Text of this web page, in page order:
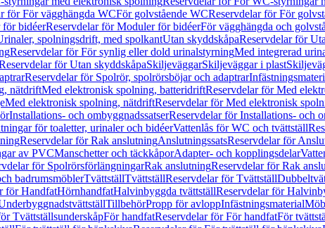
för För vägghängda WCFör golvstående WCReservdelar för För
bidéerReservdelar för Moduler för bidéerFör vägghängda och
spolningsdrift, med spolkantUtan skyddskåpaReservdelar för
Reservdelar för För synlig eller dold urinalstyrningMed integrerad
för Utan skyddskåpaSkiljeväggarSkiljeväggar i plast
Reservdelar för Spolrör, spolrörsböjar och adaptrar
nätdriftMed elektronisk spolning, batteridriftReservdelar för Med
Med elektronisk spolning, nätdriftReservdelar för Med elektronisk
Installations- och ombyggnadssatserReservdelar för Installations- och
för toaletter, urinaler och bidéerVattenlås för WC och tvättställ
Reservdelar för Rak anslutningAnslutningssatsReservdelar för
av PVCManschetter och täckkåporAdapter- och kopplingsdelar
för SpolrörsförlängningarRak anslutningReservdelar för Rak
badrumsmöblerTvättställTvättställReservdelar för Tvättställ
för HandfatHörnhandfatHalvinbyggda tvättställReservdelar för
TillbehörPropp för avloppInfästningsmaterial
TvättställsunderskåpFör handfatReservdelar för För handfatFör